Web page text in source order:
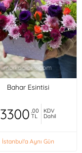
Bahar Esintisi
3300 ,00
TL
KDV
Dahil
İstanbul'a Aynı Gün